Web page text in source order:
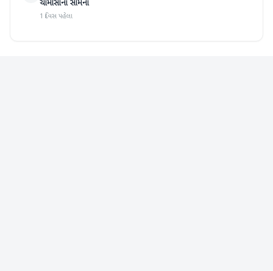
ચોમાસાનો સામનો
1 દિવસ પહેલા